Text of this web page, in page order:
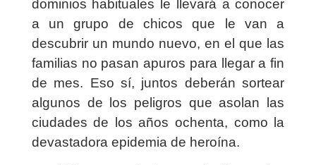
dominios habituales le llevará a conocer
a un grupo de chicos que le van a
descubrir un mundo nuevo, en el que las
familias no pasan apuros para llegar a fin
de mes. Eso sí, juntos deberán sortear
algunos de los peligros que asolan las
ciudades de los años ochenta, como la
devastadora epidemia de heroína.